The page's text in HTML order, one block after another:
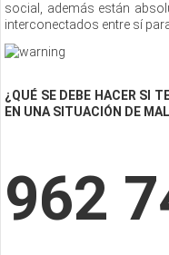
social, además están
interconectados entre sí
¿QUÉ SE DEBE HACER SI
EN UNA SITUACIÓN DE
962